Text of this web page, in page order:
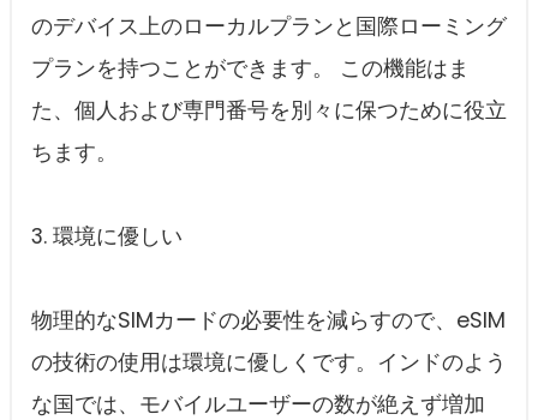
のデバイス上のローカルプランと国際ローミング
プランを持つことができます。 この機能はま
た、個人および専門番号を別々に保つために役立
ちます。
3. 環境に優しい
物理的なSIMカードの必要性を減らすので、eSIM
の技術の使用は環境に優しくです。インドのよう
な国では、モバイルユーザーの数が絶えず増加